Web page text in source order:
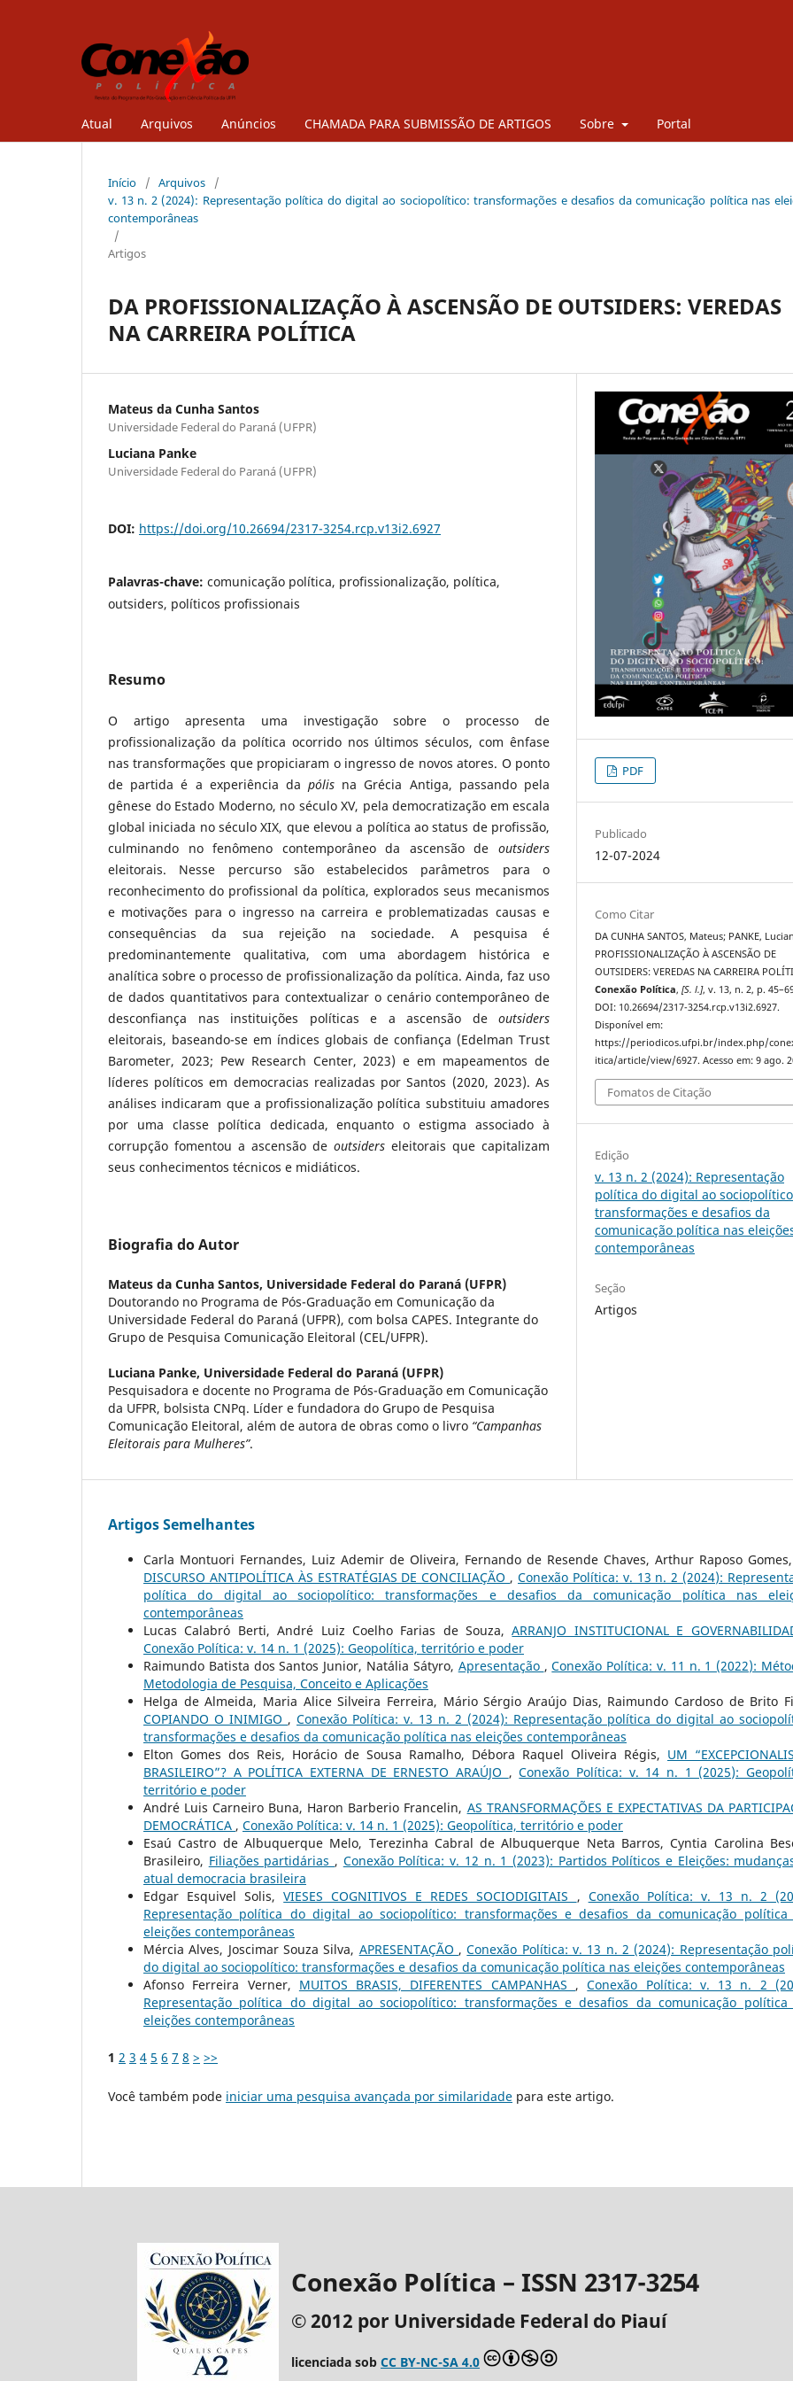
Atual Arquivos Anúncios CHAMADA PARA SUBMISSÃO DE ARTIGOS Sobre Portal
Início / Arquivos
/
v. 13 n. 2 (2024): Representação política do digital ao sociopolítico: transformações e desafios da comunicação política nas
contemporâneas
/
Artigos
DA PROFISSIONALIZAÇÃO À ASCENSÃO DE OUTSIDERS: VEREDAS
NA CARREIRA POLÍTICA
Mateus da Cunha Santos
Universidade Federal do Paraná (UFPR)
Luciana Panke
Universidade Federal do Paraná (UFPR)
DOI: https://doi.org/10.26694/2317-3254.rcp.v13i2.6927
Palavras-chave: comunicação política, profissionalização, política,
outsiders, políticos profissionais
Resumo
O artigo apresenta uma investigação sobre o processo de
profissionalização da política ocorrido nos últimos séculos, com ênfase
nas transformações que propiciaram o ingresso de novos atores. O ponto
de partida é a experiência dapólis na Grécia Antiga, passando pela
gênese do Estado Moderno, no século XV, pela democratização em escala
global iniciada no século XIX, que elevou a política ao status de profissão,
culminando no fenômeno contemporâneo da ascensão de outsiders
eleitorais. Nesse percurso são estabelecidos parâmetros para o
reconhecimento do profissional da política, explorados seus mecanismos
e motivações para o ingresso na carreira e problematizadas causas e
consequências da sua rejeição na sociedade. A pesquisa é
predominantemente qualitativa, com uma abordagem histórica e
analítica sobre o processo de profissionalização da política. Ainda, faz uso
de dados quantitativos para contextualizar o cenário contemporâneo de
desconfiança nas instituições políticas e a ascensão de outsiders
eleitorais, baseando-se em índices globais de confiança (Edelman Trust
Barometer, 2023; Pew Research Center, 2023) e em mapeamentos de
líderes políticos em democracias realizadas por Santos (2020, 2023). As
análises indicaram que a profissionalização política substituiu amadores
por uma classe política dedicada, enquanto o estigma associado à
corrupção fomentou a ascensão de outsiders eleitorais que capitalizam
seus conhecimentos técnicos e midiáticos.
Biografia do Autor
Mateus da Cunha Santos, Universidade Federal do Paraná (UFPR)
Doutorando no Programa de Pós-Graduação em Comunicação da
Universidade Federal do Paraná (UFPR), com bolsa CAPES. Integrante do
Grupo de Pesquisa Comunicação Eleitoral (CEL/UFPR).
Luciana Panke, Universidade Federal do Paraná (UFPR)
Pesquisadora e docente no Programa de Pós-Graduação em Comunicação
da UFPR, bolsista CNPq. Líder e fundadora do Grupo de Pesquisa
Comunicação Eleitoral, além de autora de obras como o livro “Campanhas
Eleitorais para Mulheres”.
PDF
Publicado
12-07-2024
Como Citar
DA CUNHA SANTOS, Mateus; PANKE,
PROFISSIONALIZAÇÃO À ASCENSÃO DE
OUTSIDERS: VEREDAS NA CARREIRA
Conexão Política,[S. l.], v. 13, n. 2, p.
DOI: 10.26694/2317-3254.rcp.v13i2.6927.
Disponível em:
https://periodicos.ufpi.br/index.php/
itica/article/view/6927. Acesso em: 9 ago.
Fomatos de Citação
Edição
v. 13 n. 2 (2024): Representação
política do digital ao
transformações e desafios da
comunicação política nas
contemporâneas
Seção
Artigos
Artigos Semelhantes
Carla Montuori Fernandes, Luiz Ademir de Oliveira, Fernando de Resende Chaves, Arthur Raposo Gomes,
DISCURSO ANTIPOLÍTICA ÀS ESTRATÉGIAS DE CONCILIAÇÃO ,Conexão Política: v. 13 n. 2 (2024):
política do digital ao sociopolítico: transformações e desafios da comunicação política nas
contemporâneas
Lucas Calabró Berti, André Luiz Coelho Farias de Souza,ARRANJO INSTITUCIONAL E
Conexão Política: v. 14 n. 1 (2025): Geopolítica, território e poder
Raimundo Batista dos Santos Junior, Natália Sátyro, Apresentação ,Conexão Política: v. 11 n. 1 (2022):
Metodologia de Pesquisa, Conceito e Aplicações
Helga de Almeida, Maria Alice Silveira Ferreira, Mário Sérgio Araújo Dias, Raimundo Cardoso de Brito
COPIANDO O INIMIGO , Conexão Política: v. 13 n. 2 (2024): Representação política do digital ao
transformações e desafios da comunicação política nas eleições contemporâneas
Elton Gomes dos Reis, Horácio de Sousa Ramalho, Débora Raquel Oliveira Régis, UM
BRASILEIRO”? A POLÍTICA EXTERNA DE ERNESTO ARAÚJO ,Conexão Política: v. 14 n. 1 (2025):
território e poder
André Luis Carneiro Buna, Haron Barberio Francelin, AS TRANSFORMAÇÕES E EXPECTATIVAS DA
DEMOCRÁTICA , Conexão Política: v. 14 n. 1 (2025): Geopolítica, território e poder
Esaú Castro de Albuquerque Melo, Terezinha Cabral de Albuquerque Neta Barros, Cyntia Carolina
Brasileiro, Filiações partidárias , Conexão Política: v. 12 n. 1 (2023): Partidos Políticos e Eleições:
atual democracia brasileira
Edgar Esquivel Solis,VIESES COGNITIVOS E REDES SOCIODIGITAIS , Conexão Política: v. 13 n. 2
Representação política do digital ao sociopolítico: transformações e desafios da comunicação política
eleições contemporâneas
Mércia Alves, Joscimar Souza Silva, APRESENTAÇÃO ,Conexão Política: v. 13 n. 2 (2024): Representação
do digital ao sociopolítico: transformações e desafios da comunicação política nas eleições contemporâneas
Afonso Ferreira Verner, MUITOS BRASIS, DIFERENTES CAMPANHAS ,Conexão Política: v. 13 n. 2
Representação política do digital ao sociopolítico: transformações e desafios da comunicação política
eleições contemporâneas
1 2 3 4 5 6 7 8 > >>
Você também pode iniciar uma pesquisa avançada por similaridade para este artigo.
Conexão Política – ISSN 2317-3254
© 2012 por Universidade Federal do Piauí
licenciada sob CC BY-NC-SA 4.0